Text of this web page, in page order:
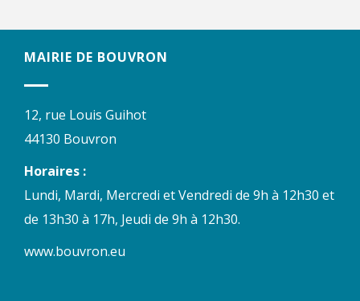
MAIRIE DE BOUVRON
12, rue Louis Guihot
44130 Bouvron
Horaires :
Lundi, Mardi, Mercredi et Vendredi de 9h à 12h30 et
de 13h30 à 17h, Jeudi de 9h à 12h30.
www.bouvron.eu